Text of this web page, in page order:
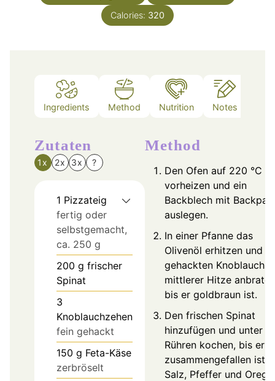
Calories: 320
Ingredients Method Nutrition Notes
Zutaten
1x 2x 3x ?
1 Pizzateig
fertig oder
selbstgemacht,
ca. 250 g
200 g frischer
Spinat
3
Knoblauchzehen
fein gehackt
150 g Feta-Käse
zerbröselt
Method
Den Ofen auf 220 °C
vorheizen und ein
Backblech mit
auslegen.
In einer Pfanne das
Olivenöl erhitzen und
gehackten Knoblauch
mittlerer Hitze
bis er goldbraun ist.
Den frischen Spinat
hinzufügen und unter
Rühren kochen, bis er
zusammengefallen ist.
Salz, Pfeffer und